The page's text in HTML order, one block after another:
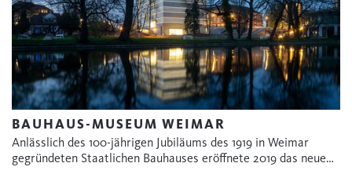
BAUHAUS-MUSEUM WEIMAR
Anlässlich des 100-jährigen Jubiläums des 1919 in Weimar
gegründeten Staatlichen Bauhauses eröffnete 2019 das neue…